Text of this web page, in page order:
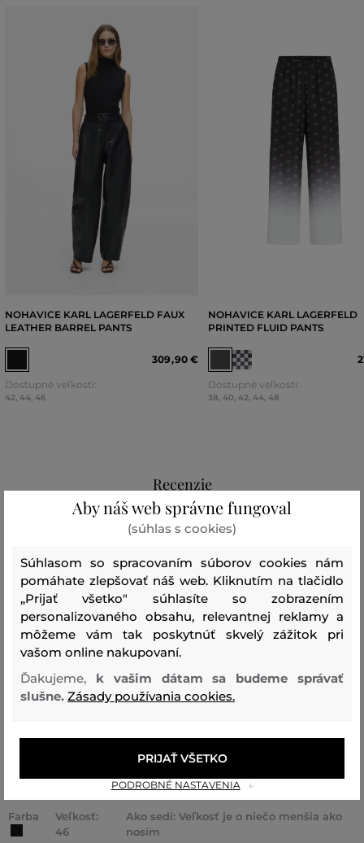
NOHAVICE KARL LAGERFELD FAUX
LEATHER BARREL PANTS
309,90 €
Dostupné veľkosti:
42, 44, 46
NOHAVICE KARL LAGERFELD
PRINTED FLUID PANTS
Dostupné veľkosti:
38, 40, 42, 44, 48
Recenzie
AKO SEDELA VYBRANÁ VEĽKOSŤ NAŠIM ZÁKAZNÍKOM
Veľkosť je oveľa menšia ako
0
Veľkosť je o niečo menšia ako
nosím
Veľkosť zodpovedá veľkosti,
ktorú nosím
Veľkosť je o niečo väčšia ako
nosím
0
Farba
Veľkosť:
46
Ako sedí: Veľkosť je o niečo menšia ako
nosím
Aby náš web správne fungoval
(súhlas s cookies)
Súhlasom so spracovaním súborov cookies nám
pomáhate zlepšovať náš web. Kliknutím na tlačidlo
„Prijať všetko" súhlasíte so zobrazením
personalizovaného obsahu, relevantnej reklamy a
môžeme vám tak poskytnúť skvelý zážitok pri
vašom online nakupovaní.
Ďakujeme, k vašim dátam sa budeme správať
slušne. Zásady používania cookies.
PODROBNÉ NASTAVENIA
PRIJAŤ VŠETKO